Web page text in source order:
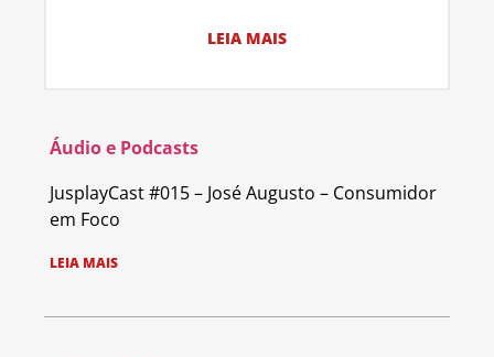
LEIA MAIS
Áudio e Podcasts
JusplayCast #015 – José Augusto – Consumidor
em Foco
LEIA MAIS